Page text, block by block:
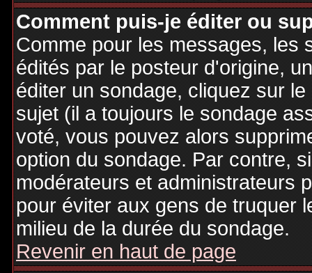
Comment puis-je éditer ou
Comme pour les messages, les
édités par le posteur d'origine,
éditer un sondage, cliquez sur
sujet (il a toujours le sondage
voté, vous pouvez alors
option du sondage. Par contre,
modérateurs et administrateurs
pour éviter aux gens de truquer
milieu de la durée du sondage.
Revenir en haut de page